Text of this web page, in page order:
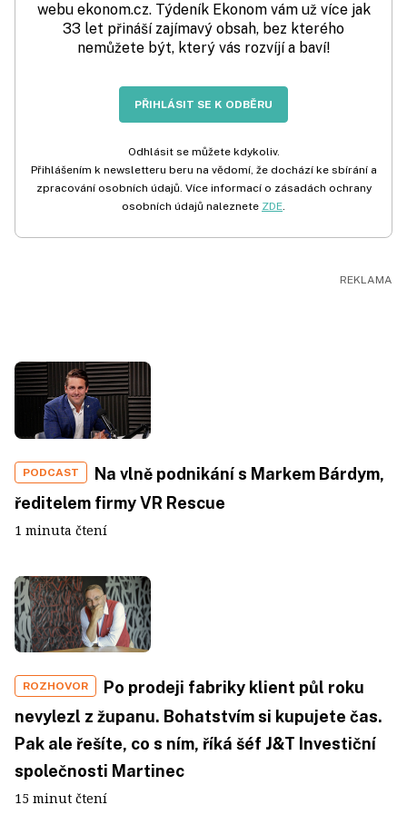
webu ekonom.cz. Týdeník Ekonom vám už více jak
33 let přináší zajímavý obsah, bez kterého
nemůžete být, který vás rozvíjí a baví!
PŘIHLÁSIT SE K ODBĚRU
Odhlásit se můžete kdykoliv.
Přihlášením k newsletteru beru na vědomí, že dochází ke sbírání a
zpracování osobních údajů. Více informací o zásadách ochrany
osobních údajů naleznete ZDE.
PODCAST
Na vlně podnikání s Markem Bárdym,
ředitelem firmy VR Rescue
1 minuta čtení
ROZHOVOR
Po prodeji fabriky klient půl roku
nevylezl z županu. Bohatstvím si kupujete čas.
Pak ale řešíte, co s ním, říká šéf J&T Investiční
společnosti Martinec
15 minut čtení